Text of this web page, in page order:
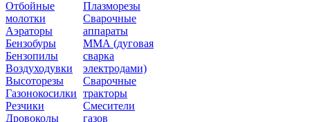
Отбойные
молотки
Аэраторы
Бензобуры
Бензопилы
Воздуходувки
Высоторезы
Газонокосилки
Резчики
Дровоколы
Плазморезы
Сварочные
аппараты
ММА (дуговая
сварка
электродами)
Сварочные
тракторы
Смесители
газов